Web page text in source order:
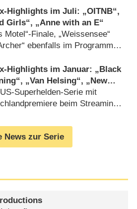
Highlights im Juli: „OITNB“,
Girls“, „Anne with an E“
Motel“-Finale, „Weissensee“
ebenfalls im Programm
Highlights im Januar: „Black
„Van Helsing“, „New
„Rick and Morty“
Superhelden-Serie mit
beim Streaming-
News zur Serie